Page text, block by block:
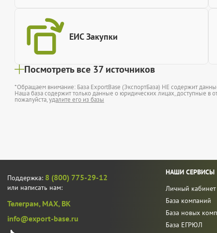
ЕИС Закупки
Посмотреть все 37 источников
*Обращаем внимание: База ExportBase (ЭкспортБаза) НЕ содержит
Наша база содержит только данные о юридических лицах, доступные в
пожалуйста,удалите его из базы
Поддержка: 8 (800) 775-29-12
или написать нам:
Телеграм, MAX, ВК
info@export-base.ru
НАШИ СЕРВИСЫ
Личный кабинет
База компаний
База новых
База ЕГРЮЛ